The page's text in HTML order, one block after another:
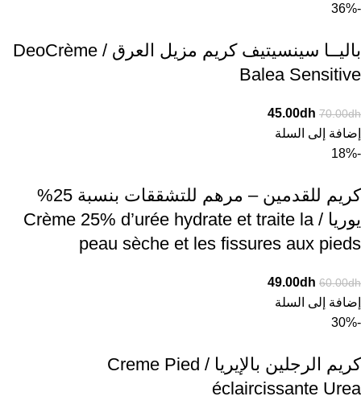
-36%
باليــا سينسيتيف كريم مزيل العرق / DeoCrème
Balea Sensitive
70.00dh
45.00dh
إضافة إلى السلة
-18%
كريم للقدمين – مرهم للتشققات بنسبة 25%
يوريا / Crème 25% d’urée hydrate et traite la
peau sèche et les fissures aux pieds
60.00dh
49.00dh
إضافة إلى السلة
-30%
كريم الرجلين بالإيريا / Creme Pied
éclaircissante Urea